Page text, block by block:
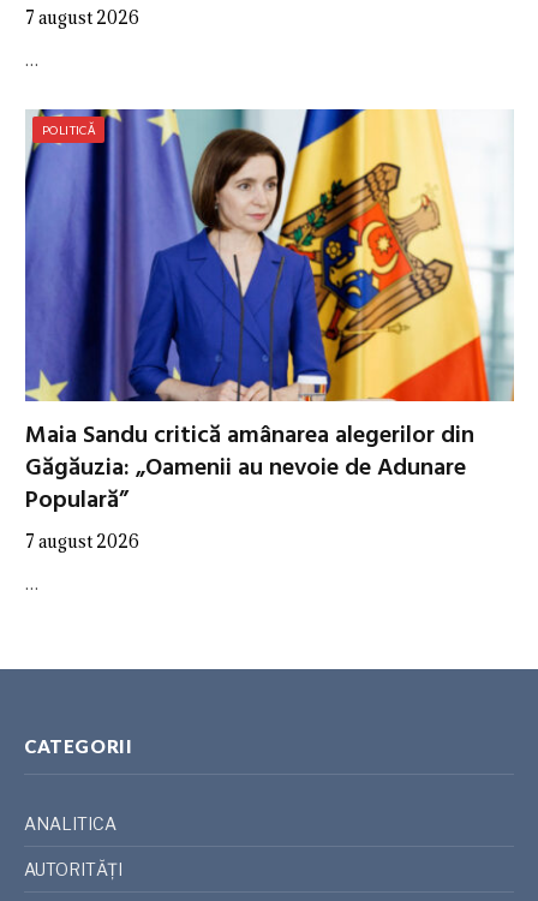
7 august 2026
…
POLITICĂ
Maia Sandu critică amânarea alegerilor din
Găgăuzia: „Oamenii au nevoie de Adunare
Populară”
7 august 2026
…
CATEGORII
ANALITICA
AUTORITĂȚI